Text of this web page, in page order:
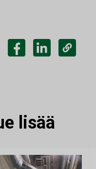
lisää